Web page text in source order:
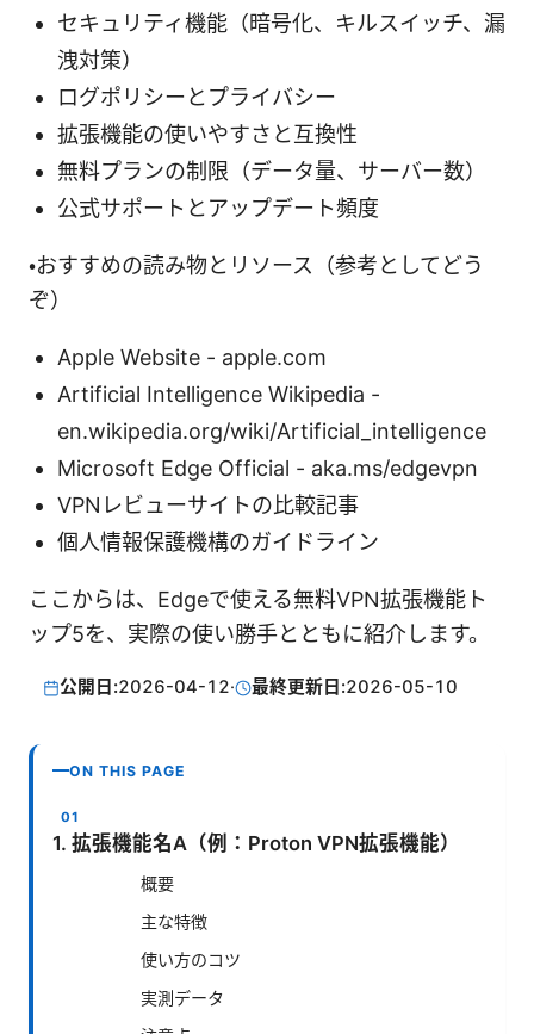
セキュリティ機能（暗号化、キルスイッチ、漏
洩対策）
ログポリシーとプライバシー
拡張機能の使いやすさと互換性
無料プランの制限（データ量、サーバー数）
公式サポートとアップデート頻度
・おすすめの読み物とリソース（参考としてどう
ぞ）
Apple Website - apple.com
Artificial Intelligence Wikipedia -
en.wikipedia.org/wiki/Artificial_intelligence
Microsoft Edge Official - aka.ms/edgevpn
VPNレビューサイトの比較記事
個人情報保護機構のガイドライン
ここからは、Edgeで使える無料VPN拡張機能ト
ップ5を、実際の使い勝手とともに紹介します。
公開日:2026-04-12· 最終更新日:2026-05-10
ON THIS PAGE
1. 拡張機能名A（例：Proton VPN拡張機能）
概要
主な特徴
使い方のコツ
実測データ